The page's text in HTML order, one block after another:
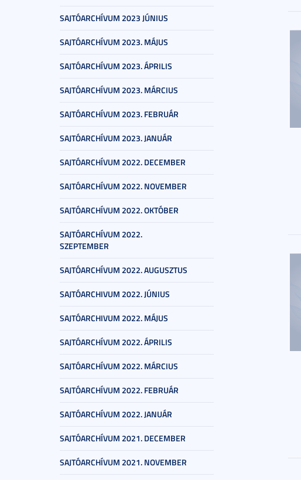
SAJTÓARCHÍVUM 2023 JÚNIUS
SAJTÓARCHÍVUM 2023. MÁJUS
SAJTÓARCHÍVUM 2023. ÁPRILIS
SAJTÓARCHÍVUM 2023. MÁRCIUS
SAJTÓARCHÍVUM 2023. FEBRUÁR
SAJTÓARCHÍVUM 2023. JANUÁR
SAJTÓARCHÍVUM 2022. DECEMBER
SAJTÓARCHÍVUM 2022. NOVEMBER
SAJTÓARCHÍVUM 2022. OKTÓBER
SAJTÓARCHÍVUM 2022.
SZEPTEMBER
SAJTÓARCHÍVUM 2022. AUGUSZTUS
SAJTÓARCHIVUM 2022. JÚNIUS
SAJTÓARCHIVUM 2022. MÁJUS
SAJTÓARCHÍVUM 2022. ÁPRILIS
SAJTÓARCHÍVUM 2022. MÁRCIUS
SAJTÓARCHÍVUM 2022. FEBRUÁR
SAJTÓARCHÍVUM 2022. JANUÁR
SAJTÓARCHÍVUM 2021. DECEMBER
SAJTÓARCHÍVUM 2021. NOVEMBER